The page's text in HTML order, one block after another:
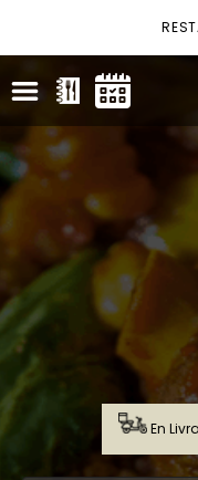
ACCUEIL
LA CARTE
VOTRE COMPTE
RÉSERVATION
NOTRE
En